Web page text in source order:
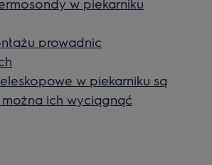
prowadnic
w piekarniku są
ich wyciągnąć